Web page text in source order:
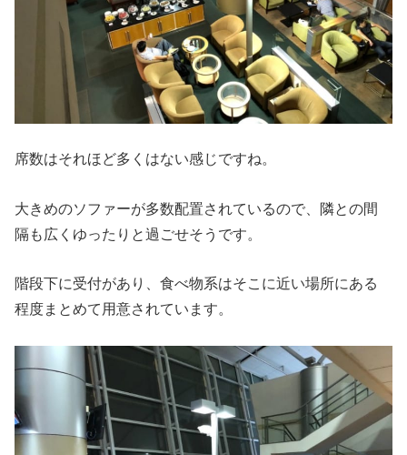
席数はそれほど多くはない感じですね。
大きめのソファーが多数配置されているので、隣との間
隔も広くゆったりと過ごせそうです。
階段下に受付があり、食べ物系はそこに近い場所にある
程度まとめて用意されています。